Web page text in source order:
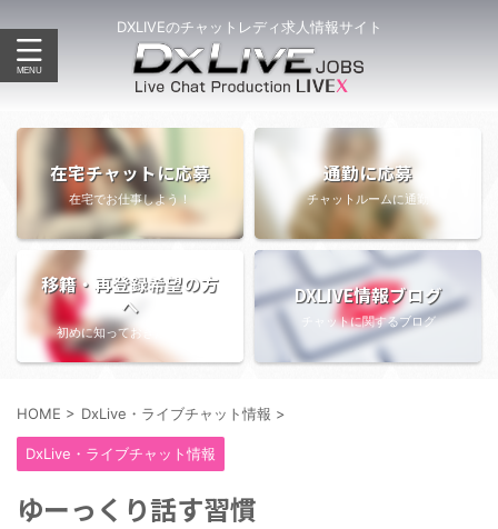
DXLIVEのチャットレディ求人情報サイト
在宅チャットに応募
在宅でお仕事しよう！
通勤に応募
チャットルームに通勤
移籍・再登録希望の方
へ
初めに知っておきたい情報
DXLIVE情報ブログ
チャットに関するブログ
HOME > DxLive・ライブチャット情報 >
DxLive・ライブチャット情報
ゆーっくり話す習慣